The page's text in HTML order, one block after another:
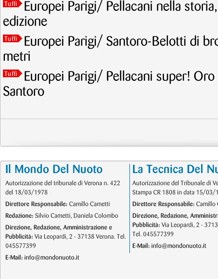
Tuffi
Europei Parigi/ Pellacani nella
edizione
Tuffi
Europei Parigi/ Santoro-Belotti di
metri
Tuffi
Europei Parigi/ Pellacani super!
Santoro
Il Mondo Del Nuoto
Autorizzazione del tribunale di Verona n. 422
del 18/03/1978
Direttore Responsabile: Camillo Cametti
Redazione: Silvio Cametti, Daniela Colombo
Direzione, Redazione, Amministrazione e
Pubblicità: Via Leopardi, 2 - 37138 Verona. Tel.
045577399
E-Mail: info@mondonuoto.it
La Tecnica Del
Autorizzazione del Tribunale di
Stampa CR 1808 in data 15/03/
Direttore Responsabile: Camillo
Direzione, Redazione,
Pubblicità: Via Leopardi, 2 -
Tel. 045577399
E-Mail: info@mondonuoto.it